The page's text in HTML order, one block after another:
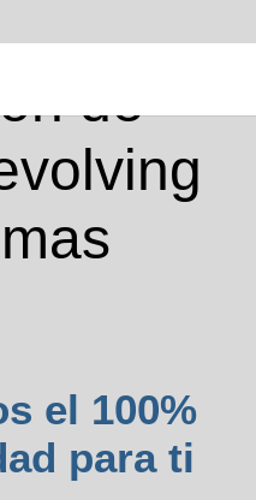
de
el 100%
para ti